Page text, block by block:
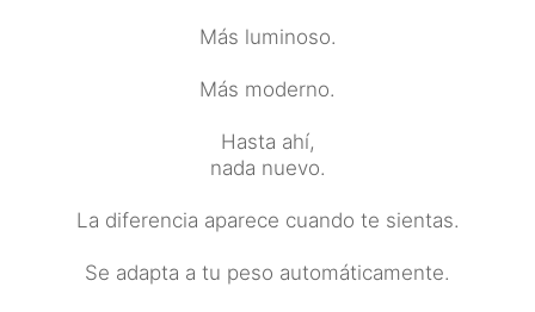
Más luminoso.
Más moderno.
Hasta ahí,
nada nuevo.
La diferencia aparece cuando te sientas.
Se adapta a tu peso automáticamente.